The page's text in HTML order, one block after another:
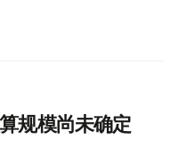
规模尚未确定